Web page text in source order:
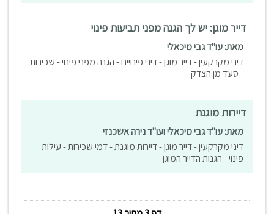
דייר מוגן: יש לך הגנה מפני תביעות פינוי
מאת: עו"ד גבי מיכאלי
דיני מקרקעין - דייר מוגן - דיני פינויים - הגנה מפני פינוי - שכירות
- סעד מן הצדק
דיירות מוגנת
מאת: עו"ד גבי מיכאלי ועו"ד נירה אשכנזי
דיני מקרקעין - דייר מוגן - דיירות מוגנת - דמי שכירות - עילות
פינוי - הגנות הדייר המוגן